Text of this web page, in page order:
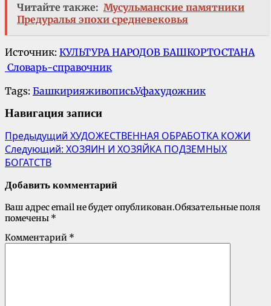
Читайте также: Мусульманские памятники
Предуралья эпохи средневековья
Источник: КУЛЬТУРА НАРОДОВ БАШКОРТОСТАНА
Словарь-справочник
Tags: БашкирияживописьУфахудожник
Навигация записи
Предыдущий ХУДОЖЕСТВЕННАЯ ОБРАБОТКА КОЖИ
Следующий: ХОЗЯИН И ХОЗЯЙКА ПОДЗЕМНЫХ
БОГАТСТВ
Добавить комментарий
Ваш адрес email не будет опубликован.Обязательные поля
помечены *
Комментарий *